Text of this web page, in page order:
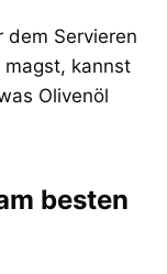
dem Servieren
magst, kannst
Olivenöl
besten